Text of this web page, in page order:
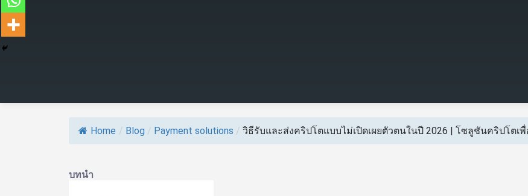
Home / Blog / Payment solutions / วิธีรับและส่งคริปโตแบบไม่เปิดเผยตัวตนในปี 2026 | โซลูชันคริปโตเ
บทนำ